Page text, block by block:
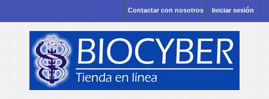
Iniciar sesión
Contactar con nosotros